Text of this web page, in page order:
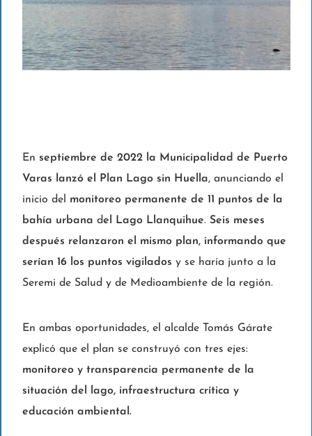
En septiembre de 2022 la Municipalidad de Puerto
Varas lanzó el Plan Lago sin Huella, anunciando el
inicio del monitoreo permanente de 11 puntos de la
bahía urbana del Lago Llanquihue. Seis meses
después relanzaron el mismo plan, informando que
serían 16 los puntos vigilados y se haría junto a la
Seremi de Salud y de Medioambiente de la región.
En ambas oportunidades, el alcalde Tomás Gárate
explicó que el plan se construyó con tres ejes:
monitoreo y transparencia permanente de la
situación del lago, infraestructura crítica y
educación ambiental.